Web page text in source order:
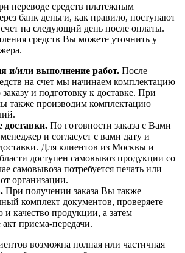
переводе средств платежным
банк деньги, как правило, поступают
на следующий день после оплаты.
средств Вы можете уточнить у
и/или выполнение работ. После
на счет мы начинаем комплектацию
и подготовку к доставке. При
также производим комплектацию
доставки. По готовности заказа с Вами
и согласует с вами дату и
Для клиентов из Москвы и
доступен самовывоз продукции со
самовывоза потребуется печать или
организации.
При получении заказа Вы также
комплект документов, проверяете
качество продукции, а затем
приема-передачи.
возможна полная или частичная